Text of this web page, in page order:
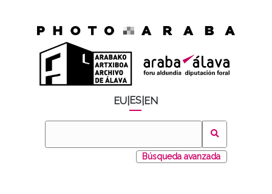
EU ES EN
Búsqueda avanzada